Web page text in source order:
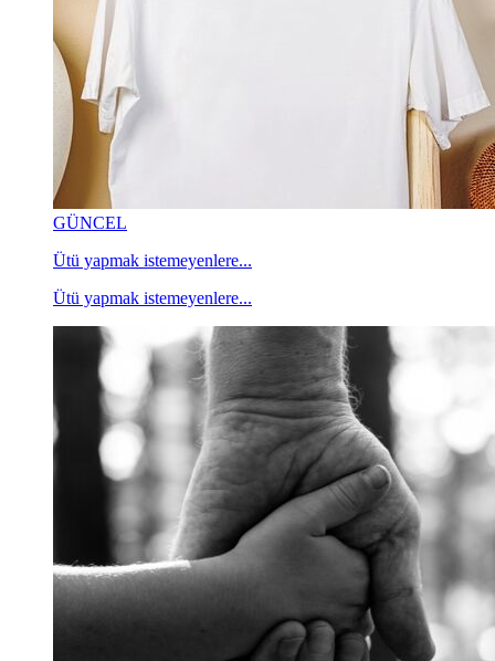
GÜNCEL
Ütü yapmak istemeyenlere...
Ütü yapmak istemeyenlere...